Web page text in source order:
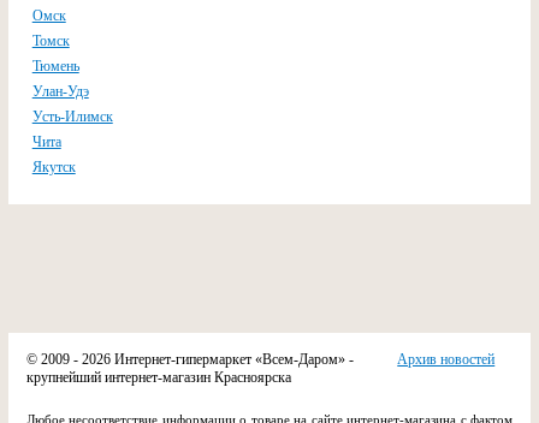
Омск
Томск
Тюмень
Улан-Удэ
Усть-Илимск
Чита
Якутск
Архив новостей
© 2009 - 2026 Интернет-гипермаркет «Всем-Даром» -
крупнейший интернет-магазин Красноярска
Любое несоответствие информации о товаре на сайте интернет-магазина с фактом